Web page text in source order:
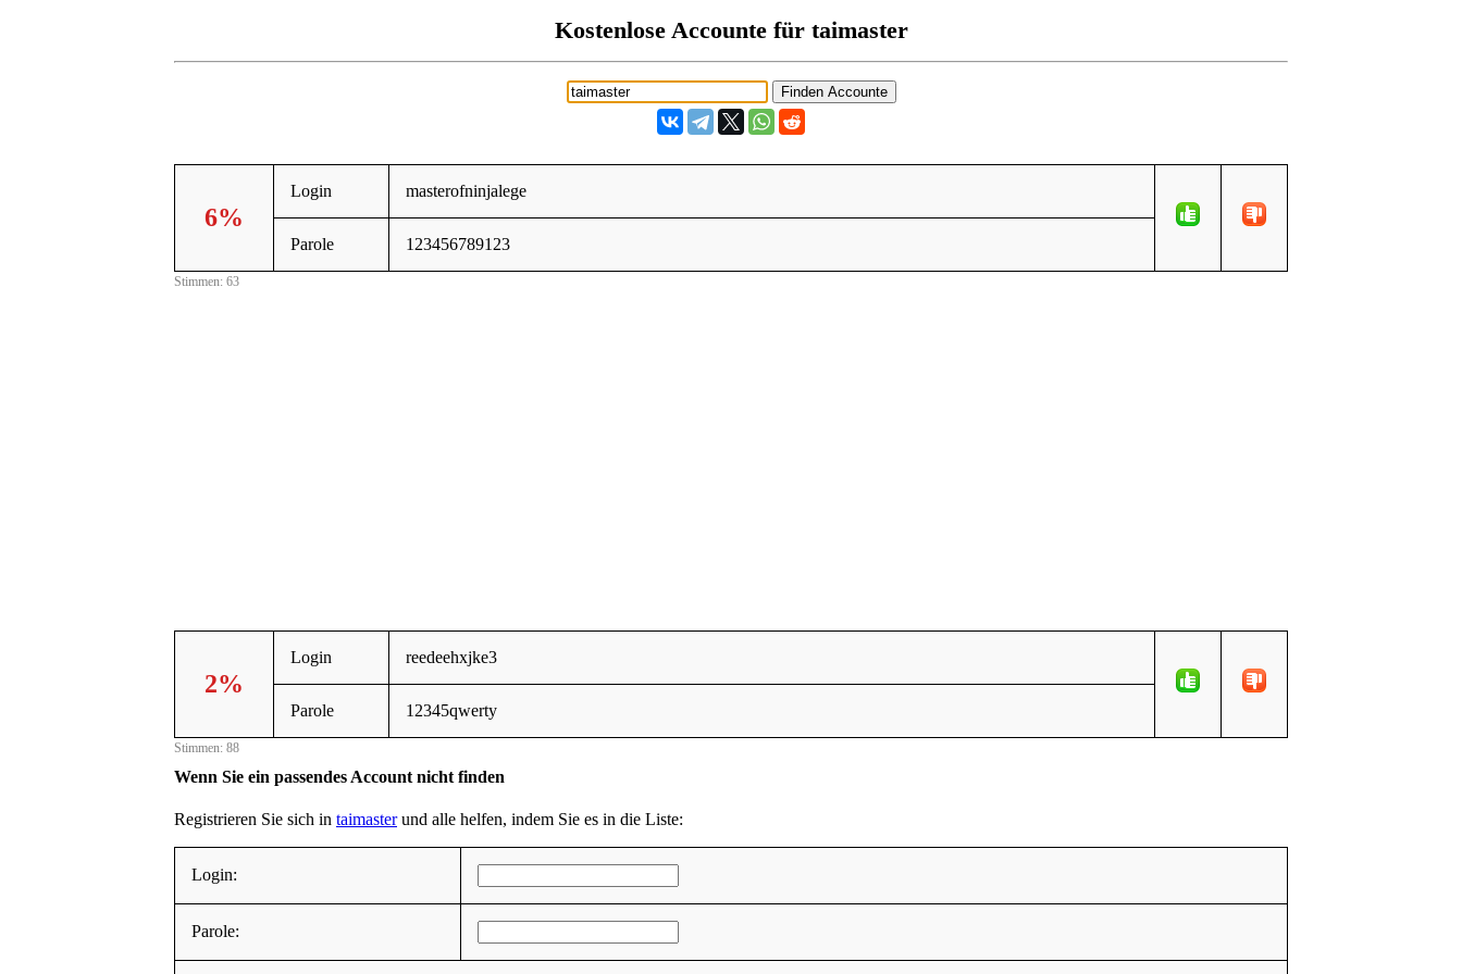
Kostenlose Accounte für taimaster
6%
Login masterofninjalege
Parole 123456789123
Stimmen: 63
2%
Login reedeehxjke3
Parole 12345qwerty
Stimmen: 88
Wenn Sie ein passendes Account nicht finden
Registrieren Sie sich in taimasterund alle helfen, indem Sie es in die Liste:
Login:
Parole: